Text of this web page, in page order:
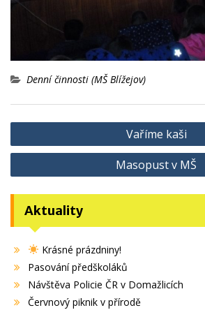
Denní činnosti (MŠ Blížejov)
Navigace
pro
Vaříme kaši
Masopust v MŠ
Aktuality
Krásné prázdniny!
Pasování předškoláků
Návštěva Policie ČR v Domažlicích
Červnový piknik v přírodě